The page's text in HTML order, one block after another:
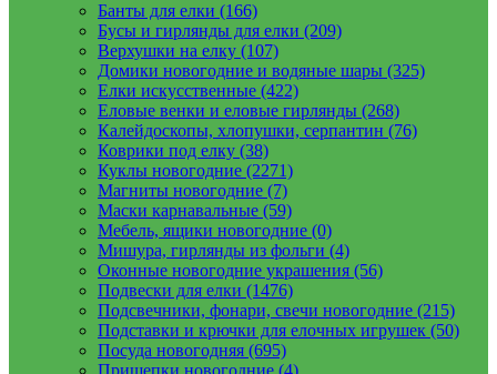
Банты для елки (166)
Бусы и гирлянды для елки (209)
Верхушки на елку (107)
Домики новогодние и водяные шары (325)
Елки искусственные (422)
Еловые венки и еловые гирлянды (268)
Калейдоскопы, хлопушки, серпантин (76)
Коврики под елку (38)
Куклы новогодние (2271)
Магниты новогодние (7)
Маски карнавальные (59)
Мебель, ящики новогодние (0)
Мишура, гирлянды из фольги (4)
Оконные новогодние украшения (56)
Подвески для елки (1476)
Подсвечники, фонари, свечи новогодние (215)
Подставки и крючки для елочных игрушек (50)
Посуда новогодняя (695)
Прищепки новогодние (4)